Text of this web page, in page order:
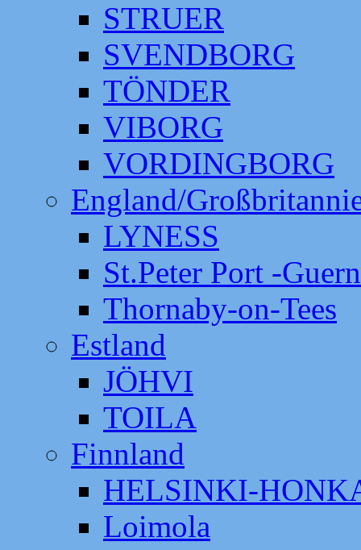
STRUER
SVENDBORG
TÖNDER
VIBORG
VORDINGBORG
England/
LYNESS
St.Peter Port -
Thornaby-on-Tees
Estland
JÖHVI
TOILA
Finnland
HELSINKI-
Loimola